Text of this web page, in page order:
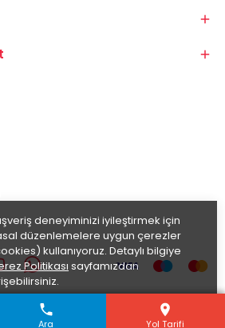
deneyiminizi iyileştirmek için
düzenlemelere uygun çerezler
kullanıyoruz. Detaylı bilgiye
Politikası sayfamızdan
Anladım
HAKLARI SAKLIDIR.
Ara Yol Tarifi
Ara Yol Tarifi
Ara Yol Tarifi